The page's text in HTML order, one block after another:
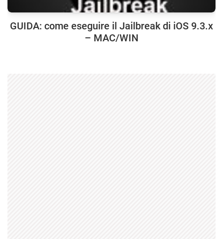
GUIDA: come eseguire il Jailbreak di iOS 9.3.x
– MAC/WIN